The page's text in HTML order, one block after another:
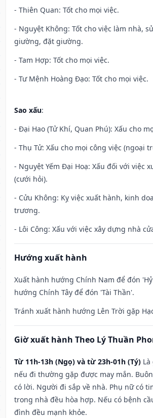
- Thiên Quan: Tốt cho mọi việc.
- Nguyệt Không: Tốt cho việc làm nhà,
giường, đặt giường.
- Tam Hợp: Tốt cho mọi việc.
- Tư Mệnh Hoàng Đạo: Tốt cho mọi việc.
Sao xấu:
- Đại Hao (Tử Khí, Quan Phú): Xấu cho
- Thụ Tử: Xấu cho mọi công việc (ngoại
- Nguyệt Yếm Đại Hoạ: Xấu đối với việc
(cưới hỏi).
- Cửu Không: Kỵ việc xuất hành, kinh
trương.
- Lôi Công: Xấu với việc xây dựng nhà
Hướng xuất hành
Xuất hành hướng Chính Nam để đón
hướng Chính Tây để đón 'Tài Thần'.
Tránh xuất hành hướng Lên Trời gặp
Giờ xuất hành Theo Lý Thuần
Từ 11h-13h (Ngọ) và từ 23h-01h (Tý)
nếu đi thường gặp được may mắn.
có lời. Người đi sắp về nhà. Phụ nữ có
trong nhà đều hòa hợp. Nếu có bệnh
đình đều mạnh khỏe.